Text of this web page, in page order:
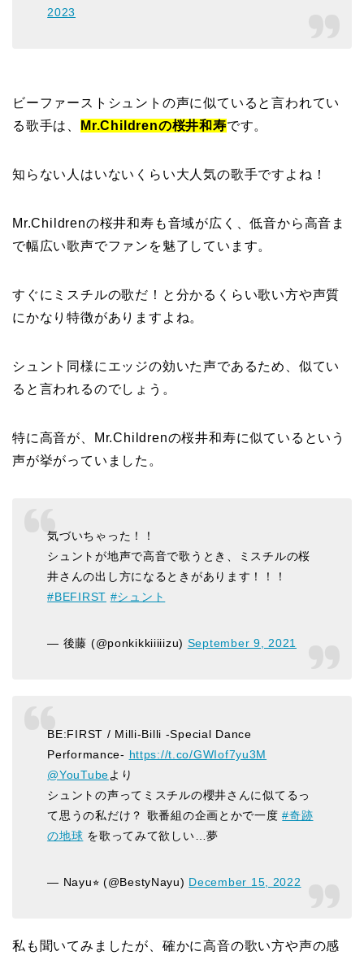
2023
ビーファーストシュントの声に似ていると言われてい
る歌手は、
Mr.Childrenの桜井和寿です。
知らない人はいないくらい大人気の歌手ですよね！
Mr.Childrenの桜井和寿も音域が広く、低音から高音ま
で幅広い歌声でファンを魅了しています。
すぐにミスチルの歌だ！と分かるくらい歌い方や声質
にかなり特徴がありますよね。
シュント同様にエッジの効いた声であるため、似てい
ると言われるのでしょう。
特に高音が、Mr.Childrenの桜井和寿に似ているという
声が挙がっていました。
気づいちゃった！！
シュントが地声で高音で歌うとき、ミスチルの桜
井さんの出し方になるときがあります！！！
#BEFIRST #シュント
— 後藤 (@ponkikkiiiiizu) September 9, 2021
BE:FIRST / Milli-Billi -Special Dance
Performance- https://t.co/GWIof7yu3M
@YouTubeより
シュントの声ってミスチルの櫻井さんに似てるっ
て思うの私だけ？ 歌番組の企画とかで一度#奇跡
の地球 を歌ってみて欲しい…夢
— Nayu⭐︎ (@BestyNayu) December 15, 2022
私も聞いてみましたが、確かに高音の歌い方や声の感